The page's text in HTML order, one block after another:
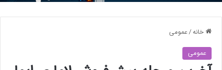
خانه/عمومی
عمومی